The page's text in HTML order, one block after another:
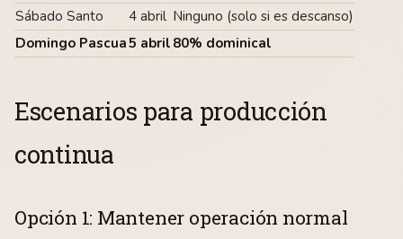
Sábado Santo
4 abril Ninguno (solo si es descanso)
Domingo Pascua5 abril 80% dominical
Escenarios para producción
continua
Opción 1: Mantener operación normal